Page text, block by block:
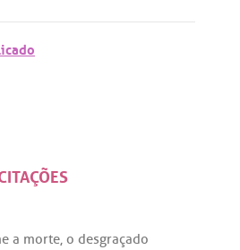
a morte, o desgraçado